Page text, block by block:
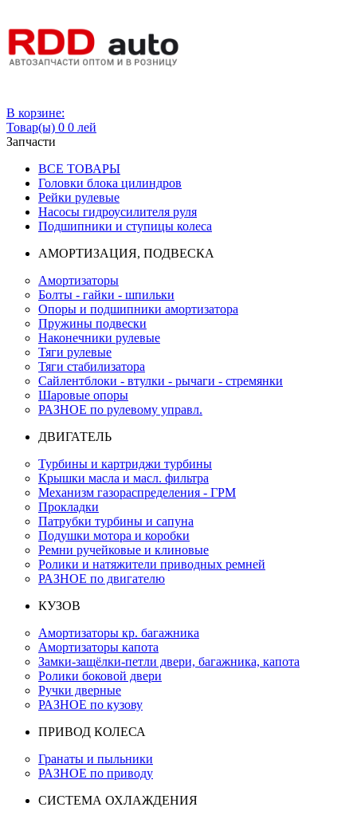
В корзине:
Товар(ы) 0 0 лей
Запчасти
ВСЕ ТОВАРЫ
Головки блока цилиндров
Рейки рулевые
Насосы гидроусилителя руля
Подшипники и ступицы колеса
АМОРТИЗАЦИЯ, ПОДВЕСКА
Амортизаторы
Болты - гайки - шпильки
Опоры и подшипники амортизатора
Пружины подвески
Наконечники рулевые
Тяги рулевые
Тяги стабилизатора
Сайлентблоки - втулки - рычаги - стремянки
Шаровые опоры
РАЗНОЕ по рулевому управл.
ДВИГАТЕЛЬ
Турбины и картриджи турбины
Крышки масла и масл. фильтра
Механизм газораспределения - ГРМ
Прокладки
Патрубки турбины и сапуна
Подушки мотора и коробки
Ремни ручейковые и клиновые
Ролики и натяжители приводных ремней
РАЗНОЕ по двигателю
КУЗОВ
Амортизаторы кр. багажника
Амортизаторы капота
Замки-защёлки-петли двери, багажника, капота
Ролики боковой двери
Ручки дверные
РАЗНОЕ по кузову
ПРИВОД КОЛЕСА
Гранаты и пыльники
РАЗНОЕ по приводу
СИСТЕМА ОХЛАЖДЕНИЯ